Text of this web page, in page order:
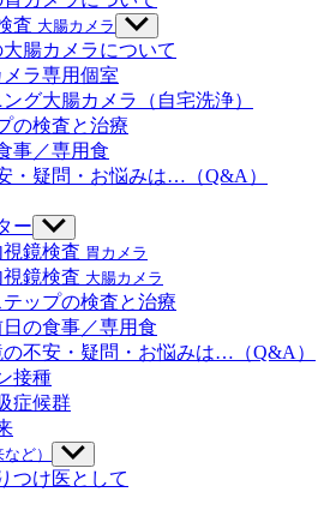
ュ
ー
を
表
示
メ
ニ
ュ
ー
を
表
査 大腸カメラ
サ
ブ
ニ
ュ
ー
表
腸カメラについて
ラ専用個室
グ大腸カメラ（自宅洗浄）
の検査と治療
事／専用食
・疑問・お悩みは…（Q&A）
ー サ
ブ
メ
ニ
ュ
ー
を
表
示
視鏡検査 胃カメラ
鏡検査 大腸カメラ
テップの検査と治療
の食事／専用食
の不安・疑問・お悩みは…（Q&A）
接種
症候群
ど）
サ
ブ
つけ医として